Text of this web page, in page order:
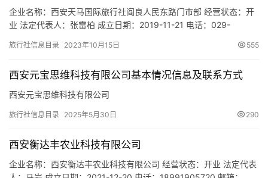
企业名称：西安天马国际旅行社阎良人民东路门市部 经营状态：开
业 法定代表人：张雷柏 成立日期：2019-11-21 电话：029-
91610114MA6TR28Q00 注册地址：陕西省西安市阎良区人民东路
询服务。（依…
旅行社信息目录 2023年10月15日 555
西安元宝思维科技有限公司基本情况信息及联系方式
西安元宝思维科技有限公司
旅行社信息目录 2025年5月30日 290
西安衡达丰农业科技有限公司
企业名称：西安衡达丰农业科技有限公司 经营状态：开业 法定代表